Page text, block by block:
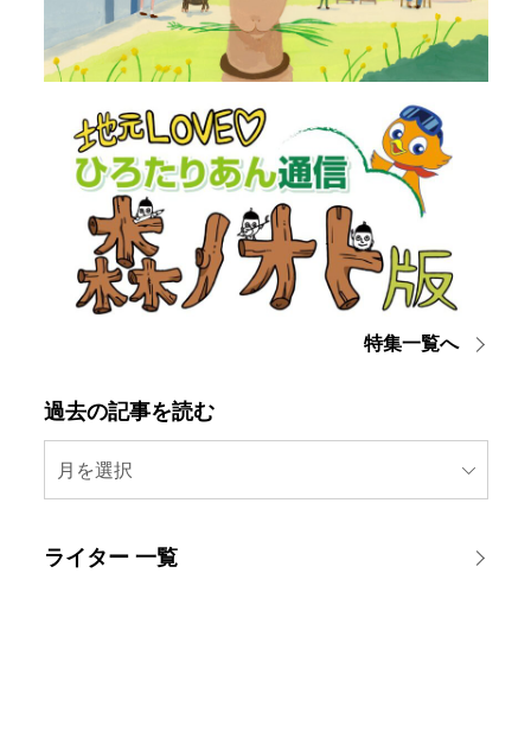
特集一覧へ
過去の記事を読む
月を選択
ライター 一覧